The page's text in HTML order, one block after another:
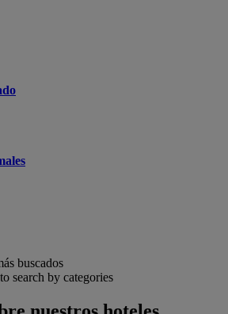
buscados
search by categories